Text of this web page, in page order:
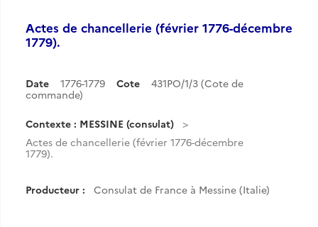
Actes de chancellerie (février 1776-décembre
1779).
Date 1776-1779 Cote
431PO/1/3 (Cote de
commande)
Contexte : MESSINE (consulat)
Actes de chancellerie (février 1776-décembre
1779).
Producteur : Consulat de France à Messine (Italie)